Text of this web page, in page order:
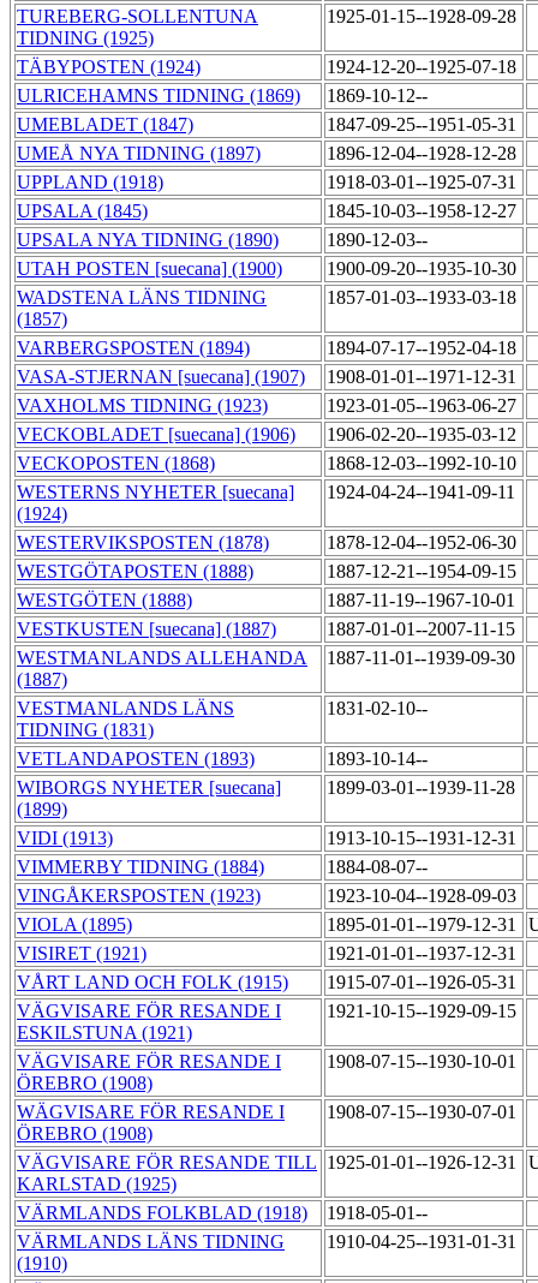
TUREBERG-SOLLENTUNA
TIDNING (1925)
1925-01-15--1928-09-28
TÄBYPOSTEN (1924)
1924-12-20--1925-07-18
ULRICEHAMNS TIDNING (1869)
1869-10-12--
UMEBLADET (1847)
1847-09-25--1951-05-31
UMEÅ NYA TIDNING (1897)
1896-12-04--1928-12-28
UPPLAND (1918)
1918-03-01--1925-07-31
UPSALA (1845)
1845-10-03--1958-12-27
UPSALA NYA TIDNING (1890)
1890-12-03--
UTAH POSTEN [suecana] (1900)
1900-09-20--1935-10-30
WADSTENA LÄNS TIDNING
(1857)
1857-01-03--1933-03-18
VARBERGSPOSTEN (1894)
1894-07-17--1952-04-18
VASA-STJERNAN [suecana] (1907)
1908-01-01--1971-12-31
VAXHOLMS TIDNING (1923)
1923-01-05--1963-06-27
VECKOBLADET [suecana] (1906)
1906-02-20--1935-03-12
VECKOPOSTEN (1868)
1868-12-03--1992-10-10
WESTERNS NYHETER [suecana]
(1924)
1924-04-24--1941-09-11
WESTERVIKSPOSTEN (1878)
1878-12-04--1952-06-30
WESTGÖTAPOSTEN (1888)
1887-12-21--1954-09-15
WESTGÖTEN (1888)
1887-11-19--1967-10-01
VESTKUSTEN [suecana] (1887)
1887-01-01--2007-11-15
WESTMANLANDS ALLEHANDA
(1887)
1887-11-01--1939-09-30
VESTMANLANDS LÄNS
TIDNING (1831)
1831-02-10--
VETLANDAPOSTEN (1893)
1893-10-14--
WIBORGS NYHETER [suecana]
(1899)
1899-03-01--1939-11-28
VIDI (1913)
1913-10-15--1931-12-31
VIMMERBY TIDNING (1884)
1884-08-07--
VINGÅKERSPOSTEN (1923)
1923-10-04--1928-09-03
VIOLA (1895)
1895-01-01--1979-12-31
VISIRET (1921)
1921-01-01--1937-12-31
VÅRT LAND OCH FOLK (1915)
1915-07-01--1926-05-31
VÄGVISARE FÖR RESANDE I
ESKILSTUNA (1921)
1921-10-15--1929-09-15
VÄGVISARE FÖR RESANDE I
ÖREBRO (1908)
1908-07-15--1930-10-01
WÄGVISARE FÖR RESANDE I
ÖREBRO (1908)
1908-07-15--1930-07-01
VÄGVISARE FÖR RESANDE TILL
KARLSTAD (1925)
1925-01-01--1926-12-31
VÄRMLANDS FOLKBLAD (1918)
1918-05-01--
VÄRMLANDS LÄNS TIDNING
(1910)
1910-04-25--1931-01-31